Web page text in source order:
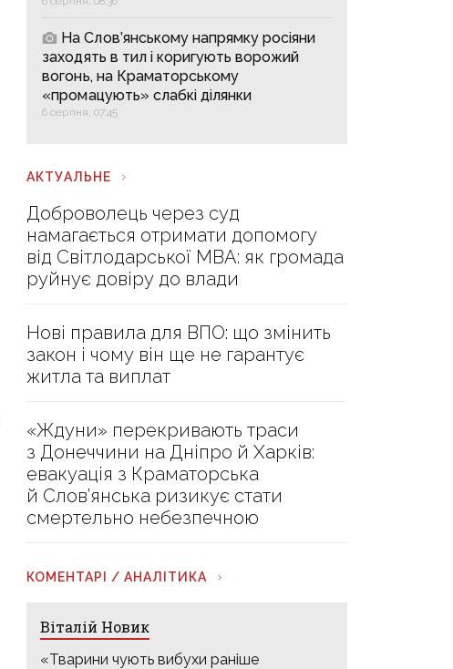
На Слов’янському напрямку росіяни
заходять в тил і коригують ворожий
вогонь, на Краматорському
«промацують» слабкі ділянки
6 серпня, 07:45
АКТУАЛЬНЕ
Доброволець через суд
намагається отримати допомогу
від Світлодарської МВА: як громада
руйнує довіру до влади
Нові правила для ВПО: що змінить
закон і чому він ще не гарантує
житла та виплат
«Ждуни» перекривають траси
з Донеччини на Дніпро й Харків:
евакуація з Краматорська
й Слов’янська ризикує стати
смертельно небезпечною
КОМЕНТАРІ / АНАЛІТИКА
Віталій Новик
«Тварини чують вибухи раніше